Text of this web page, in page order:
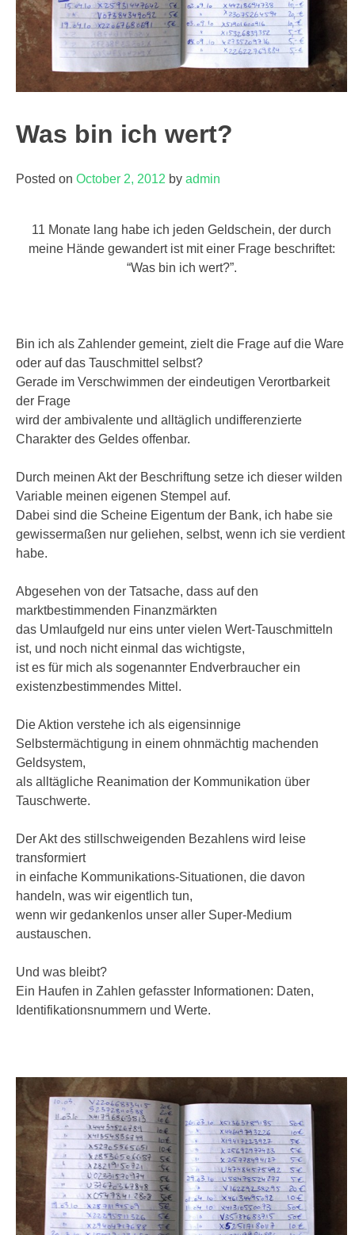
Was bin ich wert?
Posted on October 2, 2012 by admin
11 Monate lang habe ich jeden Geldschein, der durch
meine Hände gewandert ist mit einer Frage beschriftet:
“Was bin ich wert?”.
Bin ich als Zahlender gemeint, zielt die Frage auf die Ware
oder auf das Tauschmittel selbst?
Gerade im Verschwimmen der eindeutigen Verortbarkeit
der Frage
wird der ambivalente und alltäglich undifferenzierte
Charakter des Geldes offenbar.
Durch meinen Akt der Beschriftung setze ich dieser wilden
Variable meinen eigenen Stempel auf.
Dabei sind die Scheine Eigentum der Bank, ich habe sie
gewissermaßen nur geliehen, selbst, wenn ich sie verdient
habe.
Abgesehen von der Tatsache, dass auf den
marktbestimmenden Finanzmärkten
das Umlaufgeld nur eins unter vielen Wert-Tauschmitteln
ist, und noch nicht einmal das wichtigste,
ist es für mich als sogenannter Endverbraucher ein
existenzbestimmendes Mittel.
Die Aktion verstehe ich als eigensinnige
Selbstermächtigung in einem ohnmächtig machenden
Geldsystem,
als alltägliche Reanimation der Kommunikation über
Tauschwerte.
Der Akt des stillschweigenden Bezahlens wird leise
transformiert
in einfache Kommunikations-Situationen, die davon
handeln, was wir eigentlich tun,
wenn wir gedankenlos unser aller Super-Medium
austauschen.
Und was bleibt?
Ein Haufen in Zahlen gefasster Informationen: Daten,
Identifikationsnummern und Werte.